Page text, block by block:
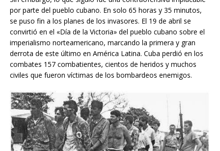
por parte del pueblo cubano. En solo 65 horas y 35 minutos,
se puso fin a los planes de los invasores. El 19 de abril se
convirtió en el «Día de la Victoria» del pueblo cubano sobre el
imperialismo norteamericano, marcando la primera y gran
derrota de este último en América Latina. Cuba perdió en los
combates 157 combatientes, cientos de heridos y muchos
civiles que fueron víctimas de los bombardeos enemigos.